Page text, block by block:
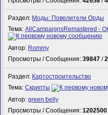
Раздел: Моды: Повелители Орды
Тема:AllCampaignsRemastered -
Автор: Rommy
Просмотры / Сообщения:39847 /
Раздел: Картостроительство
Тема:Скрипты
Автор:green belly
Просмотры / Сообщения:1202500